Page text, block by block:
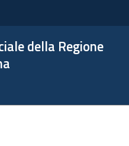
della Regione